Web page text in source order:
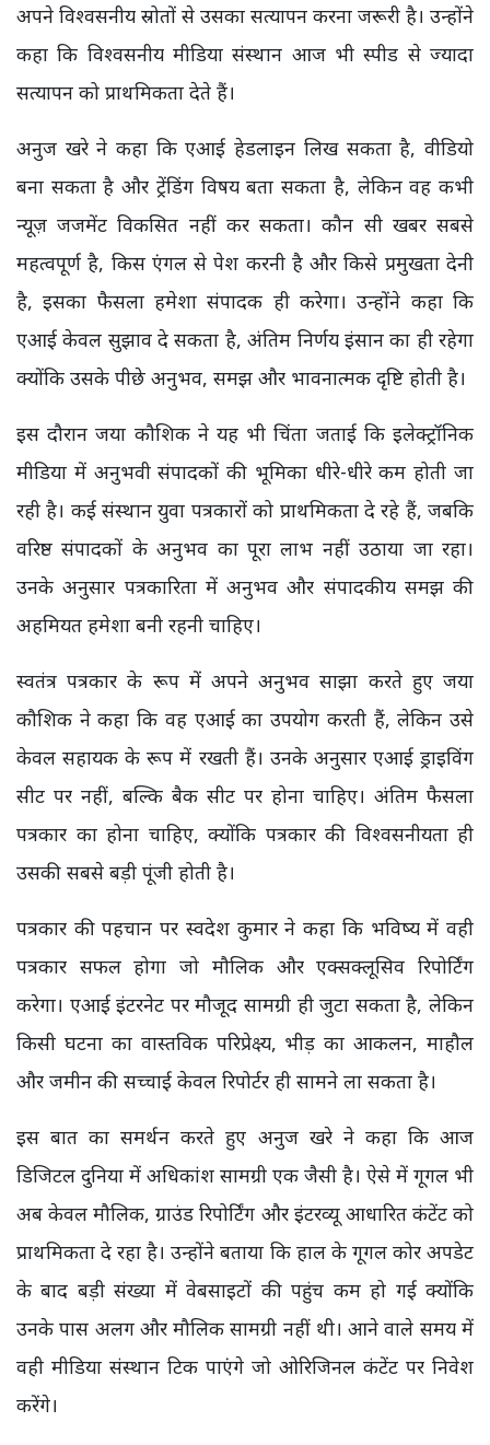
अपने विश्वसनीय स्रोतों से उसका सत्यापन करना जरूरी है। उन्होंने
कहा कि विश्वसनीय मीडिया संस्थान आज भी स्पीड से ज्यादा
सत्यापन को प्राथमिकता देते हैं।
अनुज खरे ने कहा कि एआई हेडलाइन लिख सकता है, वीडियो
बना सकता है और ट्रेंडिंग विषय बता सकता है, लेकिन वह कभी
न्यूज़ जजमेंट विकसित नहीं कर सकता। कौन सी खबर सबसे
महत्वपूर्ण है, किस एंगल से पेश करनी है और किसे प्रमुखता देनी
है, इसका फैसला हमेशा संपादक ही करेगा। उन्होंने कहा कि
एआई केवल सुझाव दे सकता है, अंतिम निर्णय इंसान का ही रहेगा
क्योंकि उसके पीछे अनुभव, समझ और भावनात्मक दृष्टि होती है।
इस दौरान जया कौशिक ने यह भी चिंता जताई कि इलेक्ट्रॉनिक
मीडिया में अनुभवी संपादकों की भूमिका धीरे-धीरे कम होती जा
रही है। कई संस्थान युवा पत्रकारों को प्राथमिकता दे रहे हैं, जबकि
वरिष्ठ संपादकों के अनुभव का पूरा लाभ नहीं उठाया जा रहा।
उनके अनुसार पत्रकारिता में अनुभव और संपादकीय समझ की
अहमियत हमेशा बनी रहनी चाहिए।
स्वतंत्र पत्रकार के रूप में अपने अनुभव साझा करते हुए जया
कौशिक ने कहा कि वह एआई का उपयोग करती हैं, लेकिन उसे
केवल सहायक के रूप में रखती हैं। उनके अनुसार एआई ड्राइविंग
सीट पर नहीं, बल्कि बैक सीट पर होना चाहिए। अंतिम फैसला
पत्रकार का होना चाहिए, क्योंकि पत्रकार की विश्वसनीयता ही
उसकी सबसे बड़ी पूंजी होती है।
पत्रकार की पहचान पर स्वदेश कुमार ने कहा कि भविष्य में वही
पत्रकार सफल होगा जो मौलिक और एक्सक्लूसिव रिपोर्टिंग
करेगा। एआई इंटरनेट पर मौजूद सामग्री ही जुटा सकता है, लेकिन
किसी घटना का वास्तविक परिप्रेक्ष्य, भीड़ का आकलन, माहौल
और जमीन की सच्चाई केवल रिपोर्टर ही सामने ला सकता है।
इस बात का समर्थन करते हुए अनुज खरे ने कहा कि आज
डिजिटल दुनिया में अधिकांश सामग्री एक जैसी है। ऐसे में गूगल भी
अब केवल मौलिक, ग्राउंड रिपोर्टिंग और इंटरव्यू आधारित कंटेंट को
प्राथमिकता दे रहा है। उन्होंने बताया कि हाल के गूगल कोर अपडेट
के बाद बड़ी संख्या में वेबसाइटों की पहुंच कम हो गई क्योंकि
उनके पास अलग और मौलिक सामग्री नहीं थी। आने वाले समय में
वही मीडिया संस्थान टिक पाएंगे जो ओरिजिनल कंटेंट पर निवेश
करेंगे।